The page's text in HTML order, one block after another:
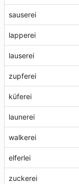
sauserei
lapperei
lauserei
zupferei
küferei
launerei
walkerei
elferlei
zuckerei